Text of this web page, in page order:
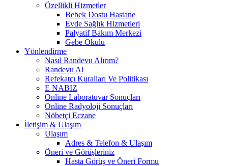
Özellikli Hizmetler
Bebek Dostu Hastane
Evde Sağlık Hizmetleri
Palyatif Bakım Merkezi
Gebe Okulu
Yönlendirme
Nasıl Randevu Alırım?
Randevu Al
Refekatçı Kuralları Ve Politikası
E NABIZ
Online Laboratuvar Sonuçları
Online Radyoloji Sonuçları
Nöbetçi Eczane
İletişim & Ulaşım
Ulaşım
Adres & Telefon & Ulaşım
Öneri ve Görüşleriniz
Hasta Görüş ve Öneri Formu